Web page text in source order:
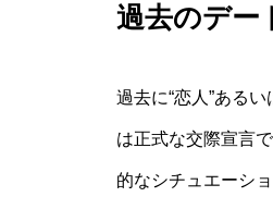
過去のデー
過去に“恋人”ある
は正式な交際宣言
的なシチュエーシ